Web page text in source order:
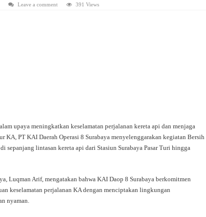
Leave a comment 391 Views
upaya meningkatkan keselamatan perjalanan kereta api dan menjaga
KA, PT KAI Daerah Operasi 8 Surabaya menyelenggarakan kegiatan Bersih
sepanjang lintasan kereta api dari Stasiun Surabaya Pasar Turi hingga
Luqman Arif, mengatakan bahwa KAI Daop 8 Surabaya berkomitmen
keselamatan perjalanan KA dengan menciptakan lingkungan
nyaman.